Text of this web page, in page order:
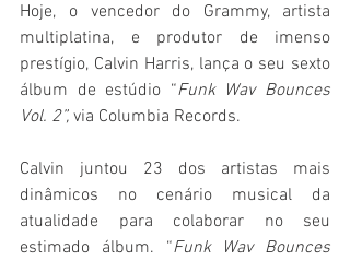
Hoje, o vencedor do Grammy, artista
multiplatina, e produtor de imenso
prestígio, Calvin Harris, lança o seu sexto
álbum de estúdio “Funk Wav Bounces
Vol. 2”, via Columbia Records.
Calvin juntou 23 dos artistas mais
dinâmicos no cenário musical da
atualidade para colaborar no seu
estimado álbum. “Funk Wav Bounces